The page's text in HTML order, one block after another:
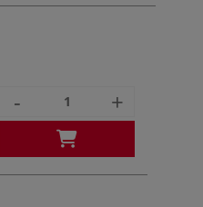
- +